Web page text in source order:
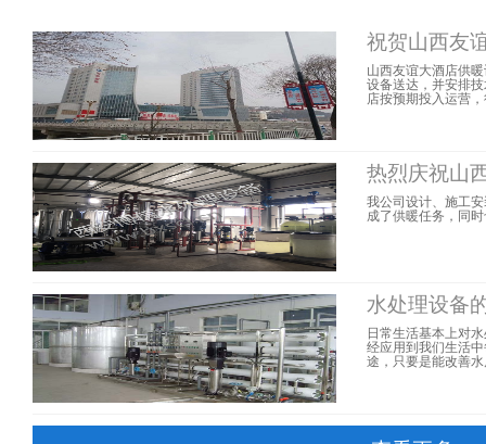
祝贺山西友
山西友谊大酒店供
设备送达，并安排
店按预期投入运营
热烈庆祝山
我公司设计、施工
成了供暖任务，同
水处理设备
日常生活基本上对
经应用到我们生活
途，只要是能改善